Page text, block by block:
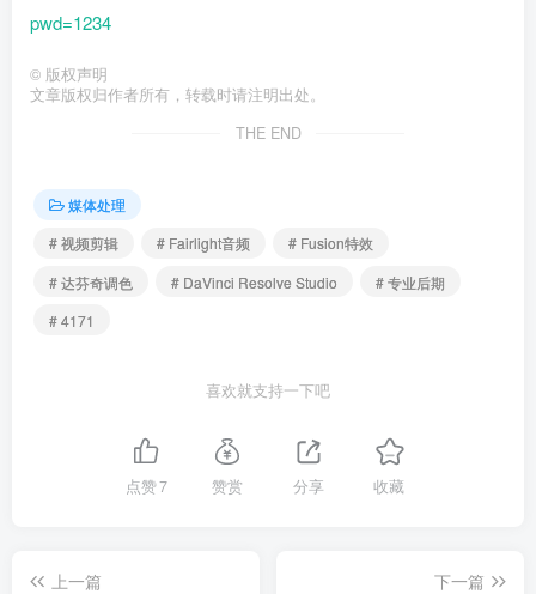
pwd=1234
© 版权声明
文章版权归作者所有，转载时请注明出处。
THE END
媒体处理
# 视频剪辑
# Fairlight音频
# Fusion特效
# 达芬奇调色
# DaVinci Resolve Studio
# 专业后期
# 4171
喜欢就支持一下吧
点赞7 赞赏 分享 收藏
上一篇
下一篇